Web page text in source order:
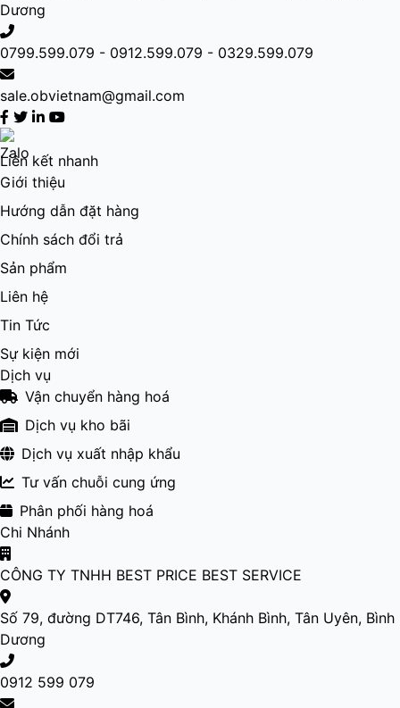
Dương
0799.599.079 - 0912.599.079 - 0329.599.079
sale.obvietnam@gmail.com
Liên kết nhanh
Giới thiệu
Hướng dẫn đặt hàng
Chính sách đổi trả
Sản phẩm
Liên hệ
Tin Tức
Sự kiện mới
Dịch vụ
Vận chuyển hàng hoá
Dịch vụ kho bãi
Dịch vụ xuất nhập khẩu
Tư vấn chuỗi cung ứng
Phân phối hàng hoá
Chi Nhánh
CÔNG TY TNHH BEST PRICE BEST SERVICE
Số 79, đường DT746, Tân Bình, Khánh Bình, Tân Uyên, Bình
Dương
0912 599 079